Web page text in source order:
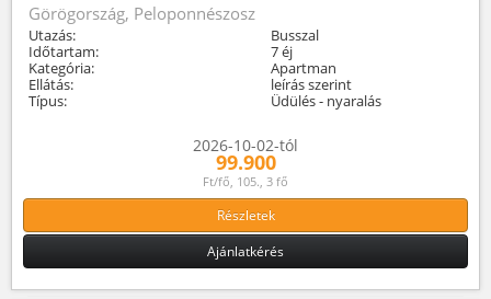
Görögország, Peloponnészosz
Utazás:
Busszal
Időtartam:
7 éj
Kategória:
Apartman
Ellátás:
leírás szerint
Típus:
Üdülés - nyaralás
2026-10-02-tól
99.900
Ft/fő, 105., 3 fő
Részletek
Ajánlatkérés